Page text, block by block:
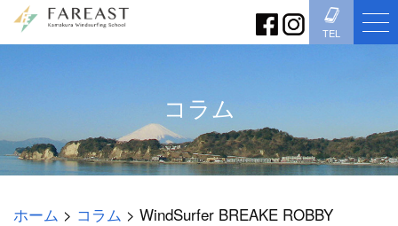
TEL
コラム
ホーム > コラム > WindSurfer BREAKE ROBBY